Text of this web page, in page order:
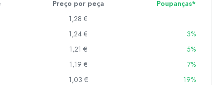
Preço por peça
Poupanças*
1,28 €
1,24 €
3%
1,21 €
5%
1,19 €
7%
1,03 €
19%